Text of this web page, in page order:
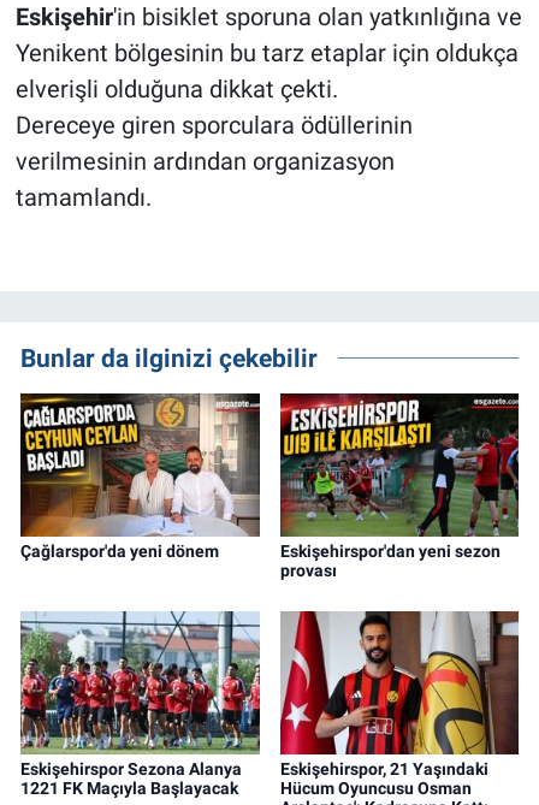
Eskişehir'in bisiklet sporuna olan yatkınlığına ve
Yenikent bölgesinin bu tarz etaplar için oldukça
elverişli olduğuna dikkat çekti.
Dereceye giren sporculara ödüllerinin
verilmesinin ardından organizasyon
tamamlandı.
Bunlar da ilginizi çekebilir
Çağlarspor'da yeni dönem
Eskişehirspor'dan yeni sezon
provası
Eskişehirspor Sezona Alanya
1221 FK Maçıyla Başlayacak
Eskişehirspor, 21 Yaşındaki
Hücum Oyuncusu Osman